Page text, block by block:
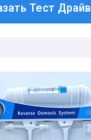
Тест Драйв